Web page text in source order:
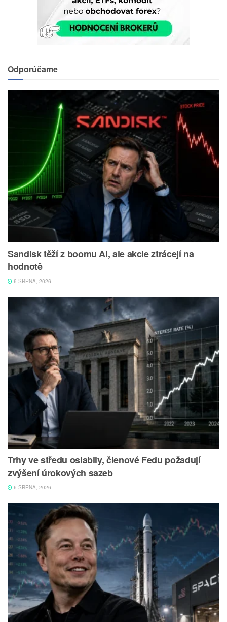
Odporúčame
Sandisk těží z boomu AI, ale akcie ztrácejí na
hodnotě
6 SRPNA, 2026
Trhy ve středu oslabily, členové Fedu požadují
zvýšení úrokových sazeb
6 SRPNA, 2026